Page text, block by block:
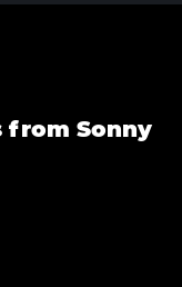
from Sonny